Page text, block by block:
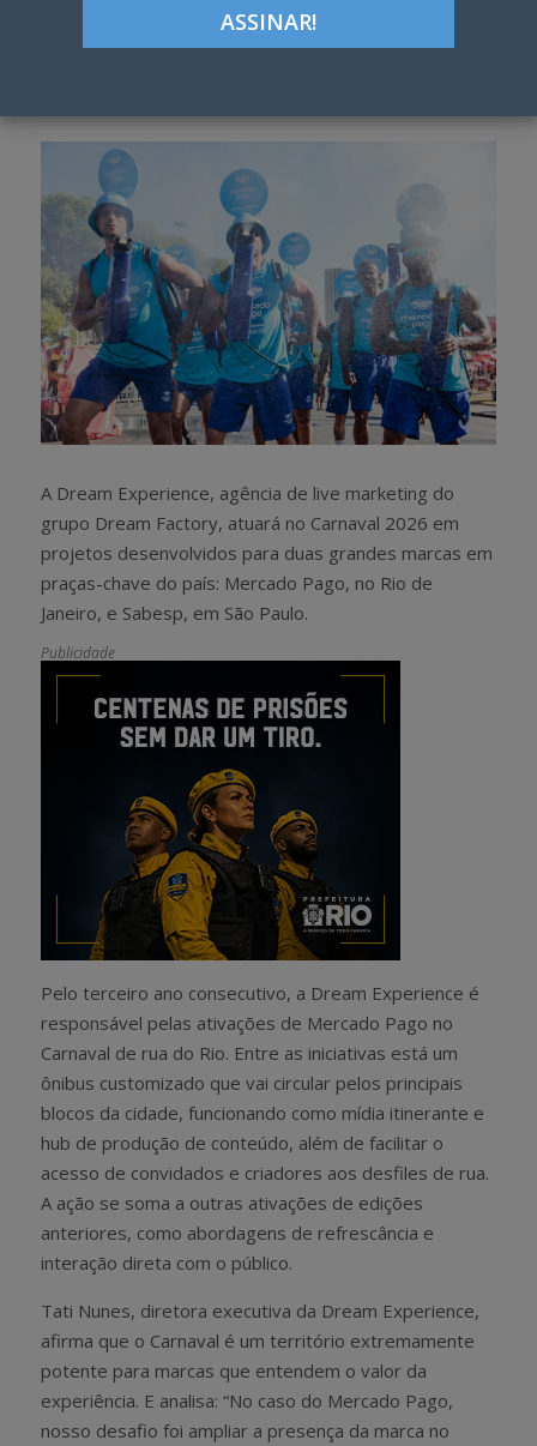
a
r
e
e
e
A Dream Experience, agência de live marketing do
grupo Dream Factory, atuará no Carnaval 2026 em
projetos desenvolvidos para duas grandes marcas em
praças-chave do país: Mercado Pago, no Rio de
Janeiro, e Sabesp, em São Paulo.
Publicidade
Pelo terceiro ano consecutivo, a Dream Experience é
responsável pelas ativações de Mercado Pago no
Carnaval de rua do Rio. Entre as iniciativas está um
ônibus customizado que vai circular pelos principais
blocos da cidade, funcionando como mídia itinerante e
hub de produção de conteúdo, além de facilitar o
acesso de convidados e criadores aos desfiles de rua.
A ação se soma a outras ativações de edições
anteriores, como abordagens de refrescância e
interação direta com o público.
Tati Nunes, diretora executiva da Dream Experience,
afirma que o Carnaval é um território extremamente
potente para marcas que entendem o valor da
experiência. E analisa: “No caso do Mercado Pago,
nosso desafio foi ampliar a presença da marca no